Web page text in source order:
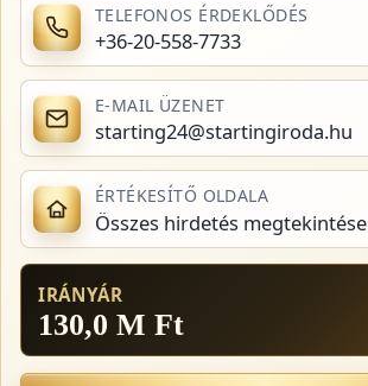
TELEFONOS ÉRDEKLŐDÉS
+36-20-558-7733
E-MAIL ÜZENET
starting24@startingiroda.hu
ÉRTÉKESÍTŐ OLDALA
Összes hirdetés megtekintése
IRÁNYÁR
130,0 M Ft